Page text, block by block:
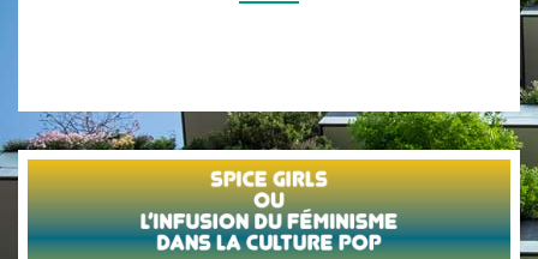
»
DE
TITIOU
LECOQ